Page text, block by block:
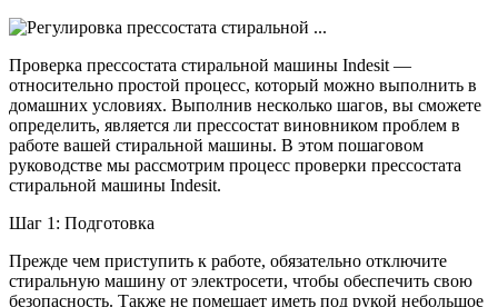
Проверка прессостата стиральной машины Indesit —
относительно простой процесс, который можно выполнить в
домашних условиях. Выполнив несколько шагов, вы сможете
определить, является ли прессостат виновником проблем в
работе вашей стиральной машины. В этом пошаговом
руководстве мы рассмотрим процесс проверки прессостата
стиральной машины Indesit.
Шаг 1: Подготовка
Прежде чем приступить к работе, обязательно отключите
стиральную машину от электросети, чтобы обеспечить свою
безопасность. Также не помешает иметь под рукой небольшое